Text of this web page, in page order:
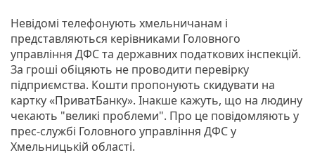
Невідомі телефонують хмельничанам і
представляються керівниками Головного
управління ДФС та державних податкових інспекцій.
За гроші обіцяють не проводити перевірку
підприємства. Кошти пропонують скидувати на
картку «ПриватБанку». Інакше кажуть, що на людину
чекають "великі проблеми". Про це повідомляють у
прес-службі Головного управління ДФС у
Хмельницькій області.